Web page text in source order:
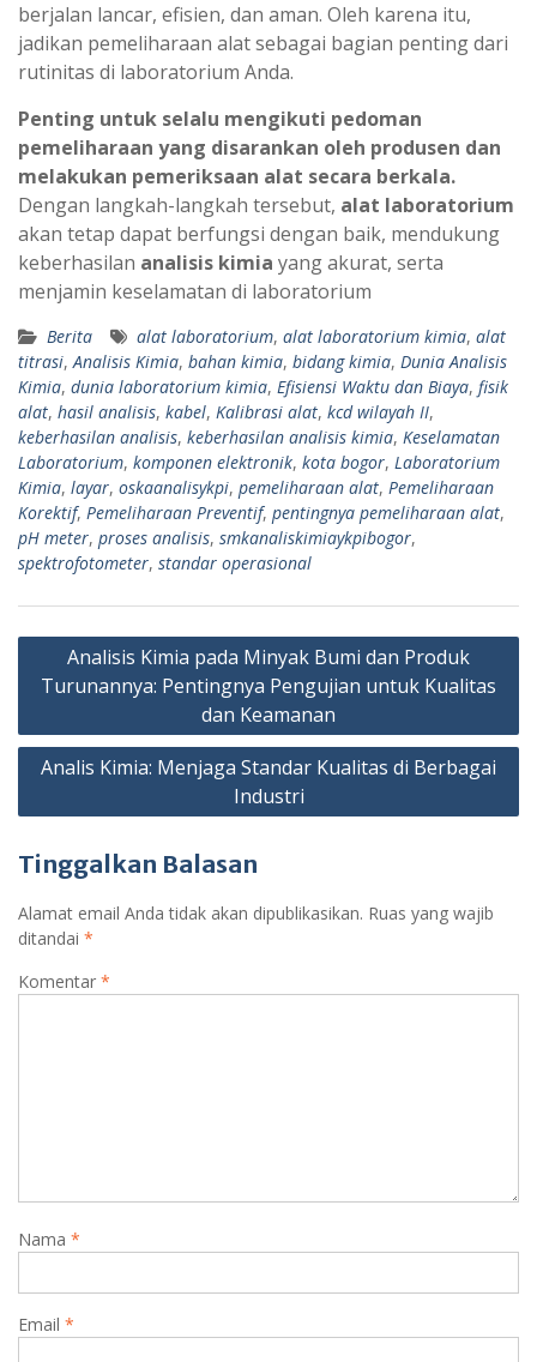
berjalan lancar, efisien, dan aman. Oleh karena itu,
jadikan pemeliharaan alat sebagai bagian penting dari
rutinitas di laboratorium Anda.
Penting untuk selalu mengikuti pedoman
pemeliharaan yang disarankan oleh produsen dan
melakukan pemeriksaan alat secara berkala.
Dengan langkah-langkah tersebut, alat laboratorium
akan tetap dapat berfungsi dengan baik, mendukung
keberhasilan analisis kimia yang akurat, serta
menjamin keselamatan di laboratorium
Berita alat laboratorium, alat laboratorium kimia, alat
titrasi, Analisis Kimia, bahan kimia, bidang kimia, Dunia Analisis
Kimia, dunia laboratorium kimia, Efisiensi Waktu dan Biaya, fisik
alat, hasil analisis, kabel, Kalibrasi alat, kcd wilayah II,
keberhasilan analisis, keberhasilan analisis kimia, Keselamatan
Laboratorium, komponen elektronik, kota bogor, Laboratorium
Kimia, layar, oskaanalisykpi, pemeliharaan alat, Pemeliharaan
Korektif, Pemeliharaan Preventif, pentingnya pemeliharaan alat,
pH meter, proses analisis, smkanaliskimiaykpibogor,
spektrofotometer, standar operasional
Navigasi
pos
Analisis Kimia pada Minyak Bumi dan Produk
Turunannya: Pentingnya Pengujian untuk Kualitas
dan Keamanan
Analis Kimia: Menjaga Standar Kualitas di Berbagai
Industri
Tinggalkan Balasan
Alamat email Anda tidak akan dipublikasikan. Ruas yang wajib
ditandai *
Komentar *
Nama *
Email *